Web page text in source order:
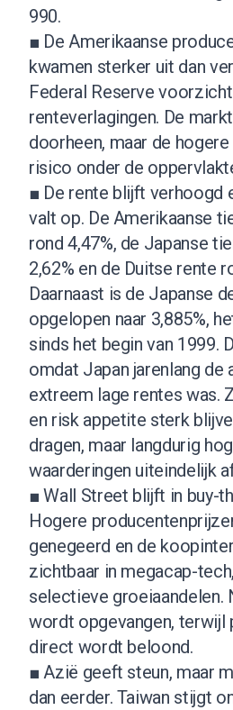
990.
■ De Amerikaanse
kwamen sterker uit dan
Federal Reserve
renteverlagingen. De
doorheen, maar de
risico onder de
■ De rente blijft verhoogd
valt op. De Amerikaanse
rond 4,47%, de Japanse
2,62% en de Duitse rente
Daarnaast is de Japanse
opgelopen naar 3,885%,
sinds het begin van 1999.
omdat Japan jarenlang de
extreem lage rentes was.
en risk appetite sterk
dragen, maar langdurig
waarderingen uiteindelijk
■ Wall Street blijft in buy-
Hogere
genegeerd en de
zichtbaar in megacap-
selectieve groeiaandelen.
wordt opgevangen, terwijl
direct wordt beloond.
■ Azië geeft steun, maar
dan eerder. Taiwan stijgt